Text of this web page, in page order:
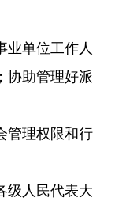
业单位工作人
协助管理好派
管理权限和行
级人民代表大